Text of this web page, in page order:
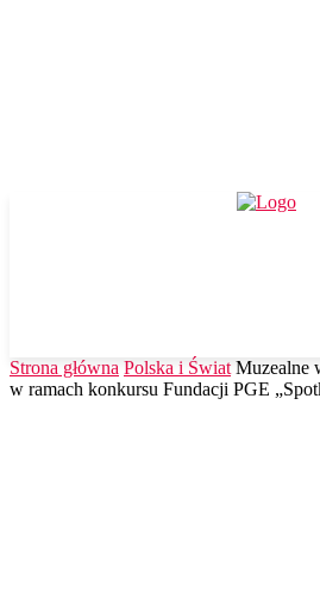
Strona główna Polska i Świat Muzealne
w ramach konkursu Fundacji PGE